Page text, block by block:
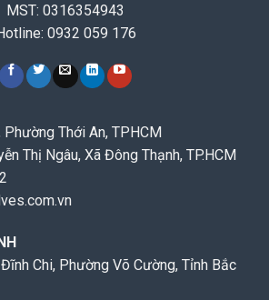
MST: 0316354943
0932 059 176
Thới An, TPHCM
Thị Ngâu, Xã Đông Thạnh, TP.HCM
Chi, Phường Võ Cường, Tỉnh Bắc